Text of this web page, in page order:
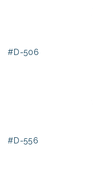
#D-506
#D-556